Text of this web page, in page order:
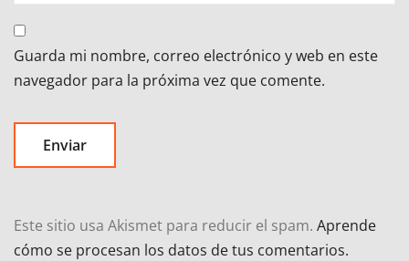
Guarda mi nombre, correo electrónico y web en este
navegador para la próxima vez que comente.
Este sitio usa Akismet para reducir el spam. Aprende
cómo se procesan los datos de tus comentarios.